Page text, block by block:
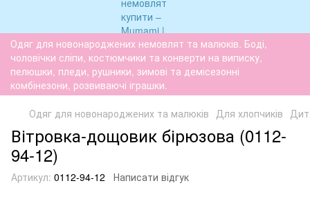
Одяг для новонароджених немовлят та малюків. Боді,
чоловічки сліпи, костюмчики та конверти на виписку,
пелюшки, пледи, рушники, зимові та демісезонні
комбінезони, розвиваючі іграшки.
Одяг для новонароджених та малюків Для хлопчиків
Вітровка-дощовик бірюзова (0112-
94-12)
Артикул: 0112-94-12 Написати відгук